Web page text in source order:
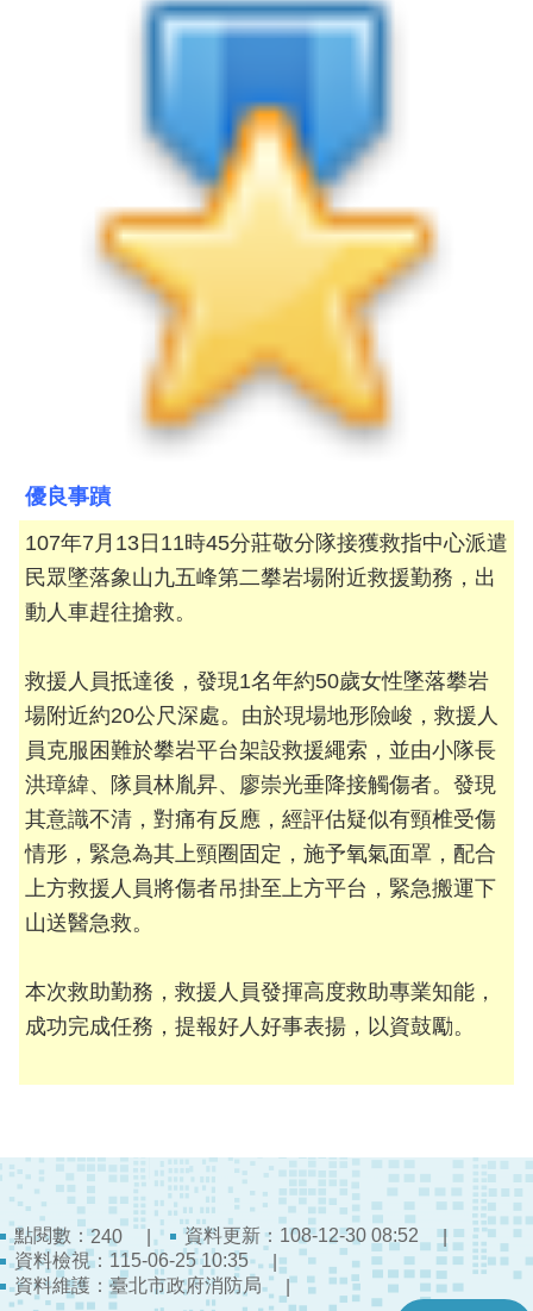
統
計
資
料
音
專
區
檔
案
應
用
榮
榜
聯
資
相
關
連
結
優良事蹟
107年7月13日11時45分莊敬分隊接獲救指中心派遣
民眾墜落象山九五峰第二攀岩場附近救援勤務，出
動人車趕往搶救。
救援人員抵達後，發現1名年約50歲女性墜落攀岩
場附近約20公尺深處。由於現場地形險峻，救援人
員克服困難於攀岩平台架設救援繩索，並由小隊長
洪璋緯、隊員林胤昇、廖崇光垂降接觸傷者。發現
其意識不清，對痛有反應，經評估疑似有頸椎受傷
情形，緊急為其上頸圈固定，施予氧氣面罩，配合
上方救援人員將傷者吊掛至上方平台，緊急搬運下
山送醫急救。
本次救助勤務，救援人員發揮高度救助專業知能，
成功完成任務，提報好人好事表揚，以資鼓勵。
點閱數：240
資料更新：108-12-30 08:52
資料檢視：115-06-25 10:35
資料維護：臺北市政府消防局